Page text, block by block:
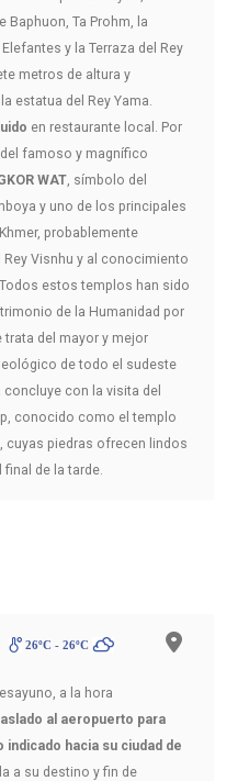
Baphuon, Ta Prohm, la
y la Terraza del Rey
metros de altura y
estatua del Rey Yama.
en restaurante local. Por
del famoso y magnífico
WAT, símbolo del
y uno de los principales
probablemente
Visnhu y al conocimiento
estos templos han sido
de la Humanidad por
trata del mayor y mejor
de todo el sudeste
concluye con la visita del
conocido como el templo
cuyas piedras ofrecen lindos
de la tarde.
26ºC - 26ºC
a la hora
al aeropuerto para
indicado hacia su ciudad de
a su destino y fin de